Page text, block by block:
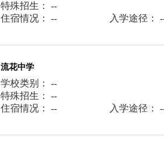
特殊招生： --
住宿情况： --
入学途径：
流花中学
学校类别： --
特殊招生： --
住宿情况： --
入学途径：